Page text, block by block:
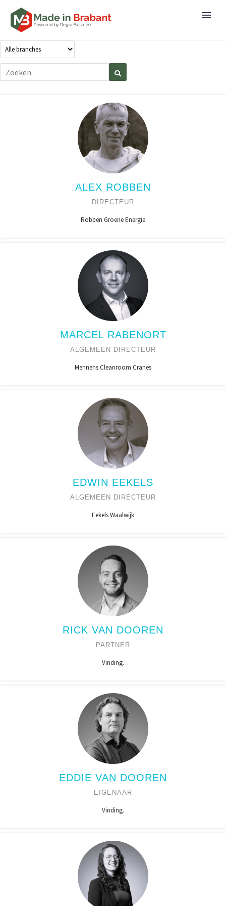
ALEX ROBBEN
DIRECTEUR
Robben Groene Energie
MARCEL RABENORT
ALGEMEEN DIRECTEUR
Mennens Cleanroom Cranes
EDWIN EEKELS
ALGEMEEN DIRECTEUR
Eekels Waalwijk
RICK VAN DOOREN
PARTNER
Vinding.
EDDIE VAN DOOREN
EIGENAAR
Vinding.